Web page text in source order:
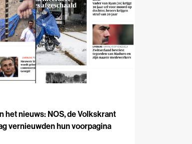
het nieuws: NOS, de Volkskrant
vernieuwden hun voorpagina